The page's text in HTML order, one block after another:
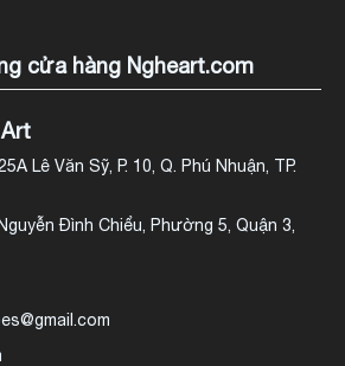
cửa hàng Ngheart.com
Lê Văn Sỹ, P. 10, Q. Phú Nhuận, TP.
Đình Chiểu, Phường 5, Quận 3,